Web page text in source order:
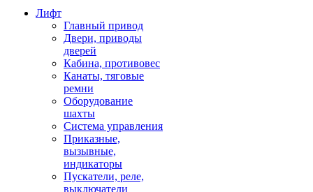
Лифт
Главный привод
Двери, приводы
дверей
Кабина, противовес
Канаты, тяговые
ремни
Оборудование
шахты
Система управления
Приказные,
вызывные,
индикаторы
Пускатели, реле,
выключатели